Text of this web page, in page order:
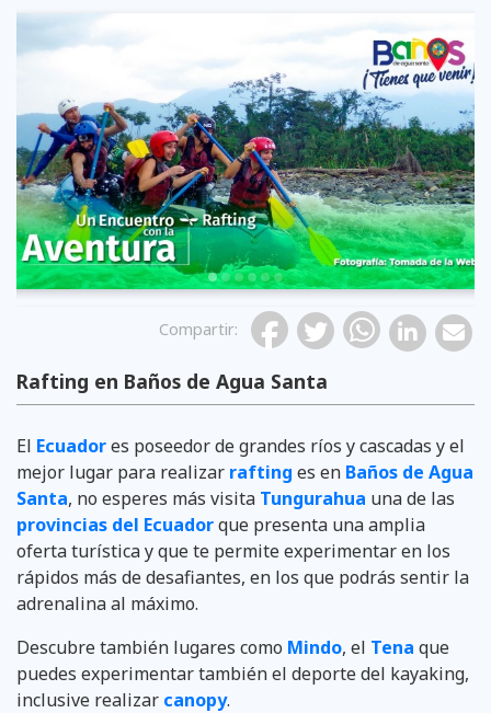
Previous
Compartir:
Rafting en Baños de Agua Santa
El Ecuadores poseedor de grandes ríos y cascadas y el
mejor lugar para realizar rafting es en Baños de Agua
Santa, no esperes más visita Tungurahua una de las
provincias del Ecuadorque presenta una amplia
oferta turística y que te permite experimentar en los
rápidos más de desafiantes, en los que podrás sentir la
adrenalina al máximo.
Descubre también lugares como Mindo, el Tena que
puedes experimentar también el deporte del kayaking,
inclusive realizar canopy.